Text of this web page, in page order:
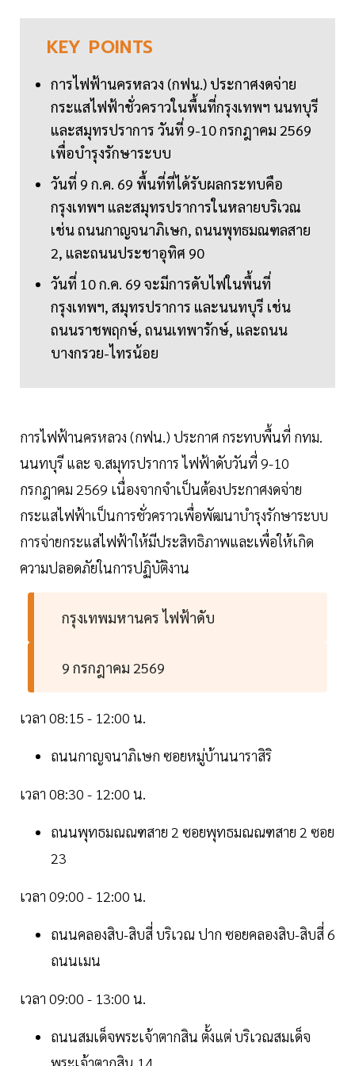
KEY POINTS
การไฟฟ้านครหลวง (กฟน.) ประกาศงดจ่าย
กระแสไฟฟ้าชั่วคราวในพื้นที่กรุงเทพฯ นนทบุรี
และสมุทรปราการ วันที่ 9-10 กรกฎาคม 2569
เพื่อบำรุงรักษาระบบ
วันที่ 9 ก.ค. 69 พื้นที่ที่ได้รับผลกระทบคือ
กรุงเทพฯ และสมุทรปราการในหลายบริเวณ
เช่น ถนนกาญจนาภิเษก, ถนนพุทธมณฑลสาย
2, และถนนประชาอุทิศ 90
วันที่ 10 ก.ค. 69 จะมีการดับไฟในพื้นที่
กรุงเทพฯ, สมุทรปราการ และนนทบุรี เช่น
ถนนราชพฤกษ์, ถนนเทพารักษ์, และถนน
บางกรวย-ไทรน้อย
การไฟฟ้านครหลวง (กฟน.) ประกาศ กระทบพื้นที่ กทม.
นนทบุรี และ จ.สมุทรปราการ ไฟฟ้าดับวันที่ 9-10
กรกฎาคม 2569 เนื่องจากจำเป็นต้องประกาศงดจ่าย
กระแสไฟฟ้าเป็นการชั่วคราวเพื่อพัฒนาบำรุงรักษาระบบ
การจ่ายกระแสไฟฟ้าให้มีประสิทธิภาพและเพื่อให้เกิด
ความปลอดภัยในการปฏิบัติงาน
กรุงเทพมหานคร ไฟฟ้าดับ
9 กรกฎาคม 2569
เวลา 08:15 - 12:00 น.
ถนนกาญจนาภิเษก ซอยหมู่บ้านนาราสิริ
เวลา 08:30 - 12:00 น.
ถนนพุทธมณณฑสาย 2 ซอยพุทธมณณฑสาย 2 ซอย
23
เวลา 09:00 - 12:00 น.
ถนนคลองสิบ-สิบสี่ บริเวณ ปาก ซอยคลองสิบ-สิบสี่ 6
ถนนเมน
เวลา 09:00 - 13:00 น.
ถนนสมเด็จพระเจ้าตากสิน ตั้งแต่ บริเวณสมเด็จ